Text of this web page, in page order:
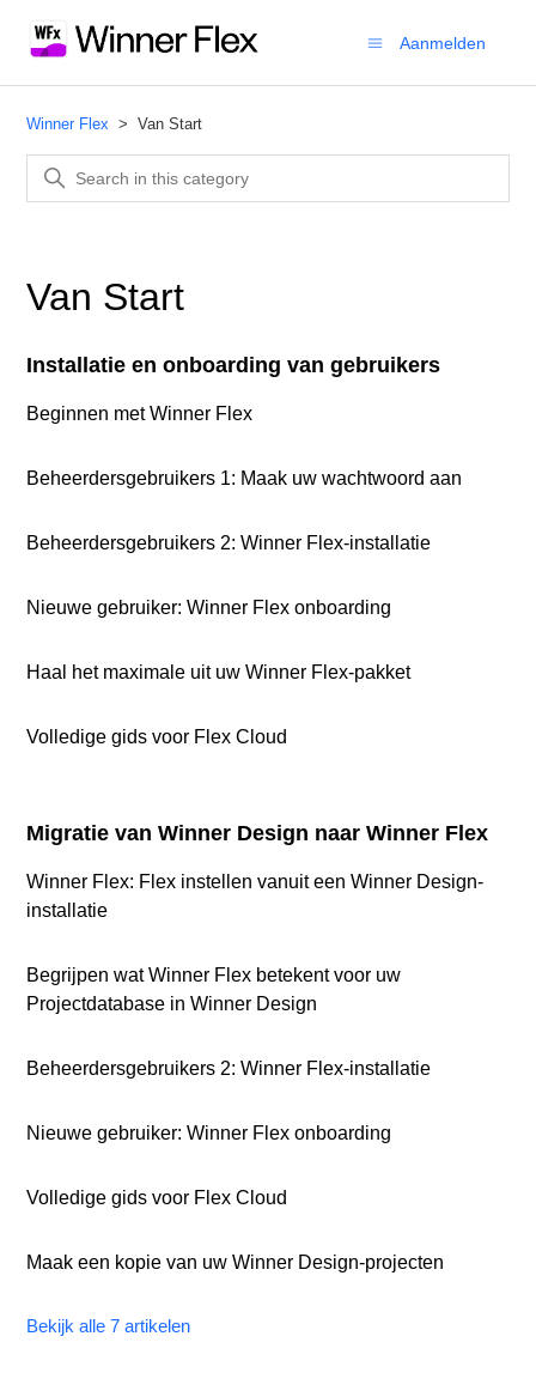
Aanmelden
Winner Flex Van Start
Van Start
Installatie en onboarding van gebruikers
Beginnen met Winner Flex
Beheerdersgebruikers 1: Maak uw wachtwoord aan
Beheerdersgebruikers 2: Winner Flex-installatie
Nieuwe gebruiker: Winner Flex onboarding
Haal het maximale uit uw Winner Flex-pakket
Volledige gids voor Flex Cloud
Migratie van Winner Design naar Winner Flex
Winner Flex: Flex instellen vanuit een Winner Design-
installatie
Begrijpen wat Winner Flex betekent voor uw
Projectdatabase in Winner Design
Beheerdersgebruikers 2: Winner Flex-installatie
Nieuwe gebruiker: Winner Flex onboarding
Volledige gids voor Flex Cloud
Maak een kopie van uw Winner Design-projecten
Bekijk alle 7 artikelen